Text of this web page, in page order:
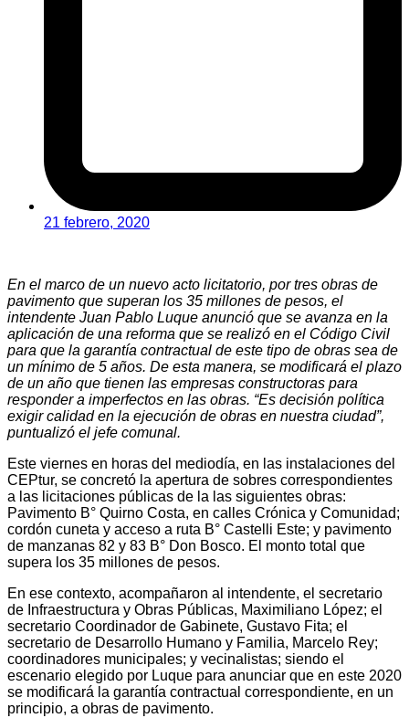
21 febrero, 2020
En el marco de un nuevo acto licitatorio, por tres obras de
pavimento que superan los 35 millones de pesos, el
intendente Juan Pablo Luque anunció que se avanza en la
aplicación de una reforma que se realizó en el Código Civil
para que la garantía contractual de este tipo de obras sea de
un mínimo de 5 años. De esta manera, se modificará el plazo
de un año que tienen las empresas constructoras para
responder a imperfectos en las obras. “Es decisión política
exigir calidad en la ejecución de obras en nuestra ciudad”,
puntualizó el jefe comunal.
Este viernes en horas del mediodía, en las instalaciones del
CEPtur, se concretó la apertura de sobres correspondientes
a las licitaciones públicas de la las siguientes obras:
Pavimento B° Quirno Costa, en calles Crónica y Comunidad;
cordón cuneta y acceso a ruta B° Castelli Este; y pavimento
de manzanas 82 y 83 B° Don Bosco. El monto total que
supera los 35 millones de pesos.
En ese contexto, acompañaron al intendente, el secretario
de Infraestructura y Obras Públicas, Maximiliano López; el
secretario Coordinador de Gabinete, Gustavo Fita; el
secretario de Desarrollo Humano y Familia, Marcelo Rey;
coordinadores municipales; y vecinalistas; siendo el
escenario elegido por Luque para anunciar que en este 2020
se modificará la garantía contractual correspondiente, en un
principio, a obras de pavimento.